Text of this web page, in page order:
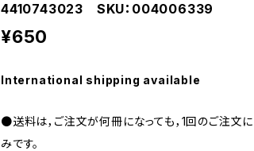
4410743023 SKU：004006339
¥650
International shipping available
●送料は，ご注文が何冊になっても，1回のご注文
みです。